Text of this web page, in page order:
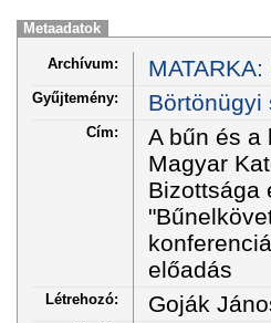
Metaadatok
Archívum:
Gyűjtemény: Börtönügyi
Cím:
A bűn és a
Magyar
Bizottsága
előadás
Létrehozó: Goják